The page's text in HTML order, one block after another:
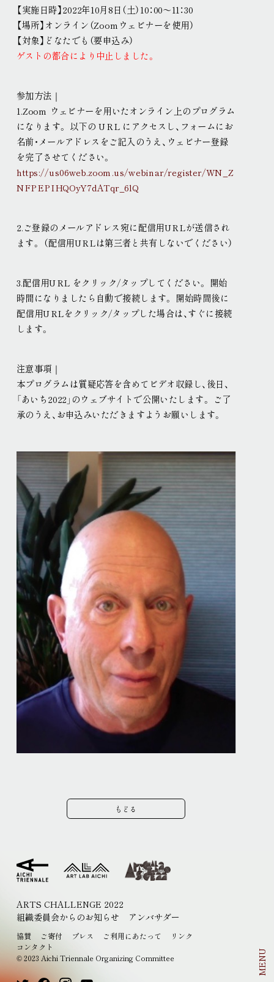
MENU
【実施日時】2022年10月8日（土）10：00〜11：30
【場所】オンライン（Zoomウェビナーを使用）
【対象】どなたでも（要申込み）
ゲストの都合により中止しました。
参加方法｜
1.Zoom ウェビナーを用いたオンライン上のプログラム
になります。 以下の URL にアクセスし、フォームにお
名前・メールアドレスをご記入のうえ、ウェビナー登録
を完了させてください。
https://us06web.zoom.us/webinar/register/WN_Z
NFPEPIHQOyY7dATqr_6lQ
2.ご登録のメールアドレス宛に配信用URLが送信され
ます。 （配信用URLは第三者と共有しないでください）
3.配信用URL をクリック/タップしてください。 開始
時間になりましたら自動で接続します。 開始時間後に
配信用URLをクリック/タップした場合は、すぐに接続
します。
注意事項｜
本プログラムは質疑応答を含めてビデオ収録し、後日、
「あいち2022」のウェブサイトで公開いたします。
ご了
承のうえ、お申込みいただきますようお願いします。
もどる
ARTS CHALLENGE 2022
組織委員会からのお知らせ
アンバサダー
協賛 ご寄付 プレス ご利用にあたって
リンク
コンタクト
© 2023 Aichi Triennale Organizing Committee